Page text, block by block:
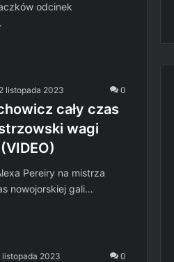
odcinek
listopada 2023 0
cały czas
wagi
Pereiry na mistrza
nowojorskiej gali…
listopada 2023 0